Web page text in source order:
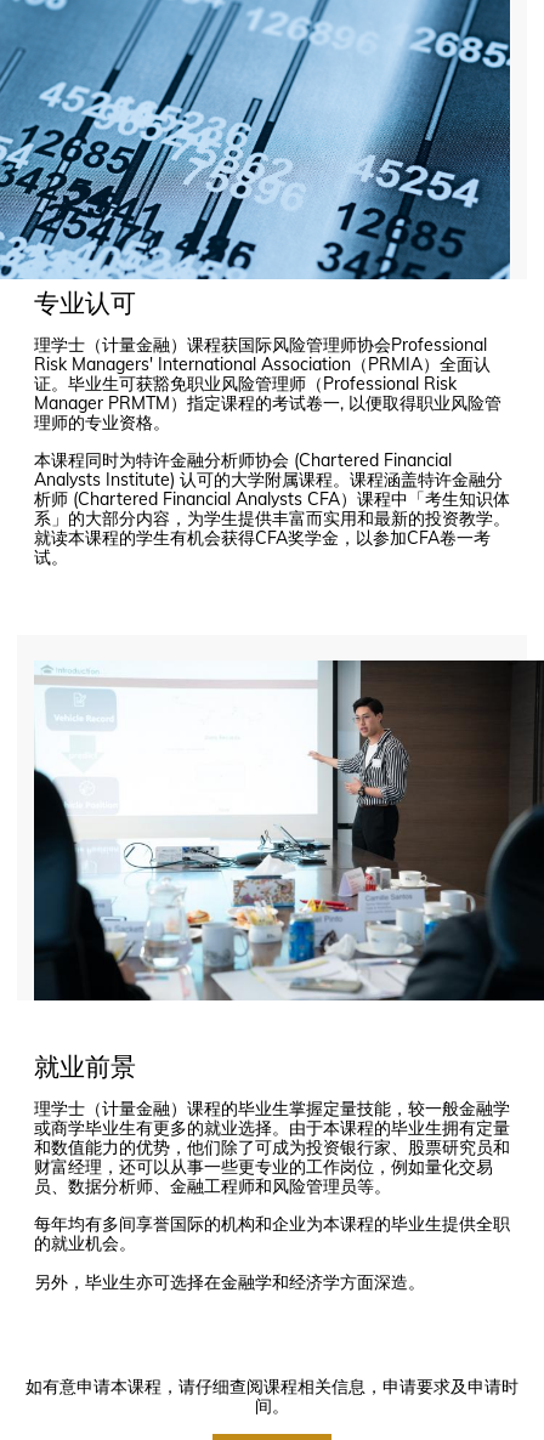
专业认可
理学士（计量金融）课程获国际风险管理师协会Professional
Risk Managers' International Association（PRMIA）全面认
证。毕业生可获豁免职业风险管理师（Professional Risk
Manager PRMTM）指定课程的考试卷一, 以便取得职业风险管
理师的专业资格。
本课程同时为特许金融分析师协会 (Chartered Financial
Analysts Institute) 认可的大学附属课程。课程涵盖特许金融分
析师 (Chartered Financial Analysts CFA）课程中「考生知识体
系」的大部分内容，为学生提供丰富而实用和最新的投资教学。
就读本课程的学生有机会获得CFA奖学金，以参加CFA卷一考
试。
就业前景
理学士（计量金融）课程的毕业生掌握定量技能，较一般金融学
或商学毕业生有更多的就业选择。由于本课程的毕业生拥有定量
和数值能力的优势，他们除了可成为投资银行家、股票研究员和
财富经理，还可以从事一些更专业的工作岗位，例如量化交易
员、数据分析师、金融工程师和风险管理员等。
每年均有多间享誉国际的机构和企业为本课程的毕业生提供全职
的就业机会。
另外，毕业生亦可选择在金融学和经济学方面深造。
如有意申请本课程，请仔细查阅课程相关信息，申请要求及申请时
间。